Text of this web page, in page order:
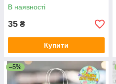
В наявності
35 ₴
Купити
–5%